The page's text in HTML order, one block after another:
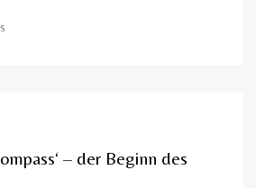
– der Beginn des